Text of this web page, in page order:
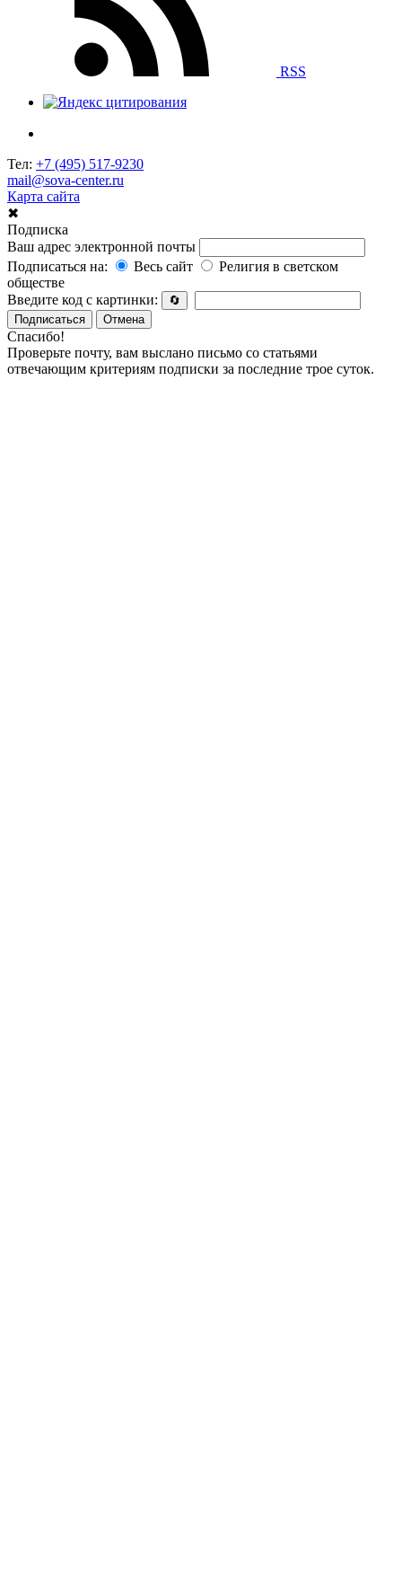
RSS
Тел: +7 (495) 517-9230
mail@sova-center.ru
Карта сайта
✖
Подписка
Ваш адрес электронной почты
Подписаться на:
Весь сайт
Религия в светском
обществе
Введите код с картинки:
🔄
Подписаться
Отмена
Спасибо!
Проверьте почту, вам выслано письмо со статьями
отвечающим критериям подписки за последние трое суток.